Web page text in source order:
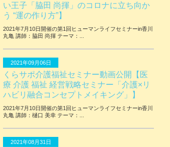
い王子「脇田 尚揮」のコロナに立ち向か
う “運の作り方”】
2021年7月10日開催の第1回ヒューマンライフセミナーin香川
丸亀 講師：脇田 尚揮 テーマ：...
2021年09月06日
くらサポ介護福祉セミナー動画公開【医
療 介護 福祉 経営戦略セミナー「介護×リ
ハビリ融合コンセプトメイキング」】
2021年7月10日開催の第1回ヒューマンライフセミナーin香川
丸亀 講師：樋口 美幸 テーマ：...
2021年08月31日